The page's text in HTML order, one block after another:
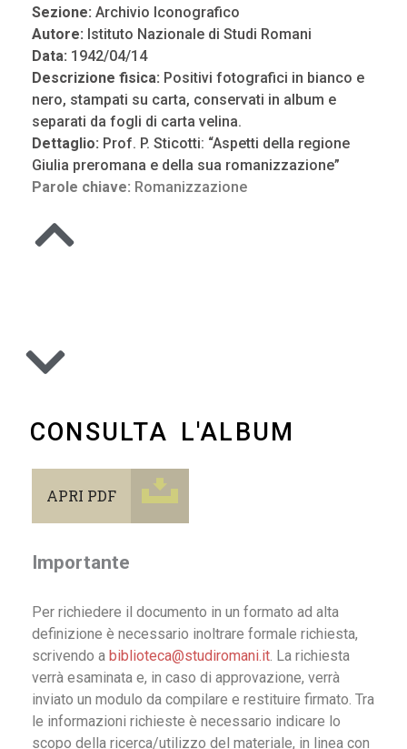
Sezione: Archivio Iconografico
Autore: Istituto Nazionale di Studi Romani
Data: 1942/04/14
Descrizione fisica: Positivi fotografici in bianco e
nero, stampati su carta, conservati in album e
separati da fogli di carta velina.
Dettaglio: Prof. P. Sticotti: “Aspetti della regione
Giulia preromana e della sua romanizzazione”
Parole chiave: Romanizzazione
CONSULTA L'ALBUM
APRI PDF
Importante
Per richiedere il documento in un formato ad alta
definizione è necessario inoltrare formale richiesta,
scrivendo a biblioteca@studiromani.it. La richiesta
verrà esaminata e, in caso di approvazione, verrà
inviato un modulo da compilare e restituire firmato. Tra
le informazioni richieste è necessario indicare lo
scopo della ricerca/utilizzo del materiale, in linea con